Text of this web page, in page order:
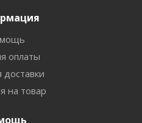
оплаты
доставки
на товар